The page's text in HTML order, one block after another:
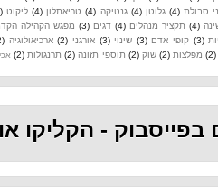
סבולת (4) גלוטן (4) גנטיקה (4) טריאתלון (4) ליקוט
(4) תקציר מנהלים (4) דגים (3) מפגש הקהילה
(3) קופי אדם (3) שינוי (3) אורגני (2) ארכיאולוגיה
(2) מפלצות (2) שוק (2) תוספי תזונה (2) תרנגולות (2)
בפייסבוק - הקליקו